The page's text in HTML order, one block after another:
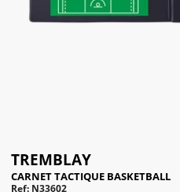
TREMBLAY
CARNET TACTIQUE BASKETBALL
Ref: N33602